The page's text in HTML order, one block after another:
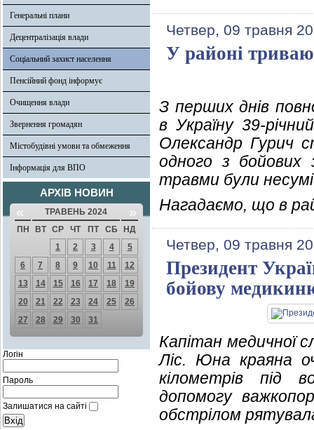
Генеральні плани
Децентралізація влади
Соціальний захист населення
Пенсійний фонд інформує
Очищення влади
Звернення громадян
Містобудівні умови та обмеження
Інформація для ВПО
АРХІВ НОВИН
« ТРАВЕНЬ 2024 »
ПН ВТ СР ЧТ ПТ СБ
НД
1
2 3 4
5
6
7 8 9 10 11
12
13
14 15 16 17 18
19
20
21 22 23 24 25
26
27
28 29 30 31
Логін
Пароль
Залишатися на сайті
Четвер, 09 травня
У районі
З перших днів
в Україну 39-
Олександр Гурич
одного з бойових
травми були
Нагадаємо, що в
Четвер, 09 травня
Президент
бойову
Капітан медичної
Ліс. Юна краяна
кілометрів під
допомогу
обстрілом